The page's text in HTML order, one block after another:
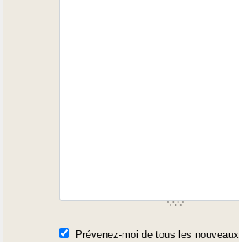
Prévenez-moi de tous les nouveaux